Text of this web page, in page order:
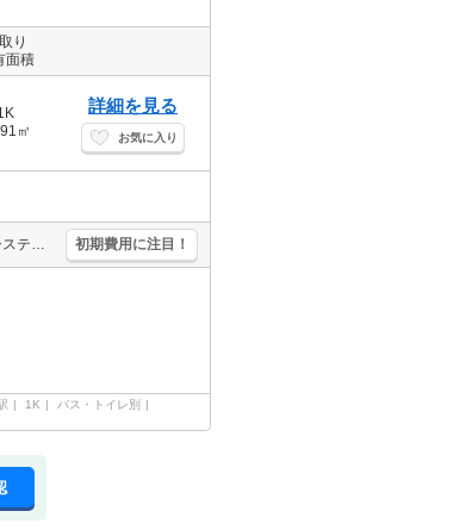
り
面積
㎡
詳細を見る
お気に入り
光インターネット無料使い放題。快適設備がいっぱい。ぜひお問合せください。システムキッチンをお好みの方に。 初期費用に注目！
1K
バス・トイレ別